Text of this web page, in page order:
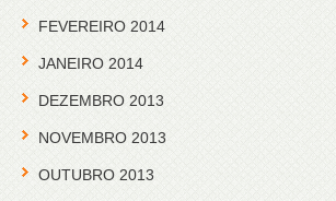
FEVEREIRO 2014
JANEIRO 2014
DEZEMBRO 2013
NOVEMBRO 2013
OUTUBRO 2013